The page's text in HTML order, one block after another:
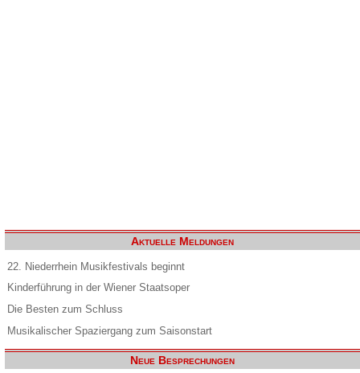
Aktuelle Meldungen
22. Niederrhein Musikfestivals beginnt
Kinderführung in der Wiener Staatsoper
Die Besten zum Schluss
Musikalischer Spaziergang zum Saisonstart
Neue Besprechungen